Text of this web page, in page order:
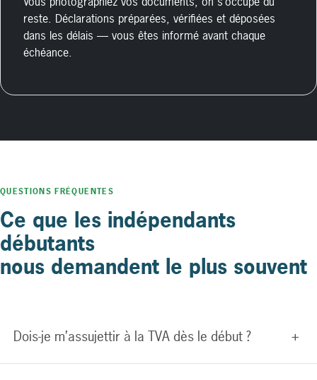
reste. Déclarations préparées, vérifiées et déposées
dans les délais — vous êtes informé avant chaque
échéance.
QUESTIONS FRÉQUENTES
Ce que les indépendants
débutants
nous demandent le plus souvent
Dois-je m’assujettir à la TVA dès le début ? +